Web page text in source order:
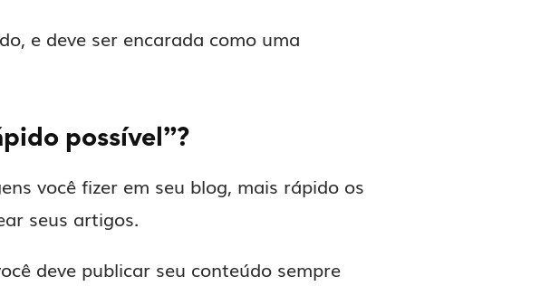
e deve ser encarada como uma
possível”?
você fizer em seu blog, mais rápido os
seus artigos.
deve publicar seu conteúdo sempre